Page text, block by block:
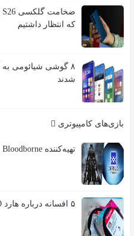
که انتظار داشتیم
شدند
بازی‌های کامپیوتری
تهیه‌کننده Bloodborne استودیوی جدیدی افتتاح کرد
۵ افسانه درباره هارد HDD که نباید باور کنید